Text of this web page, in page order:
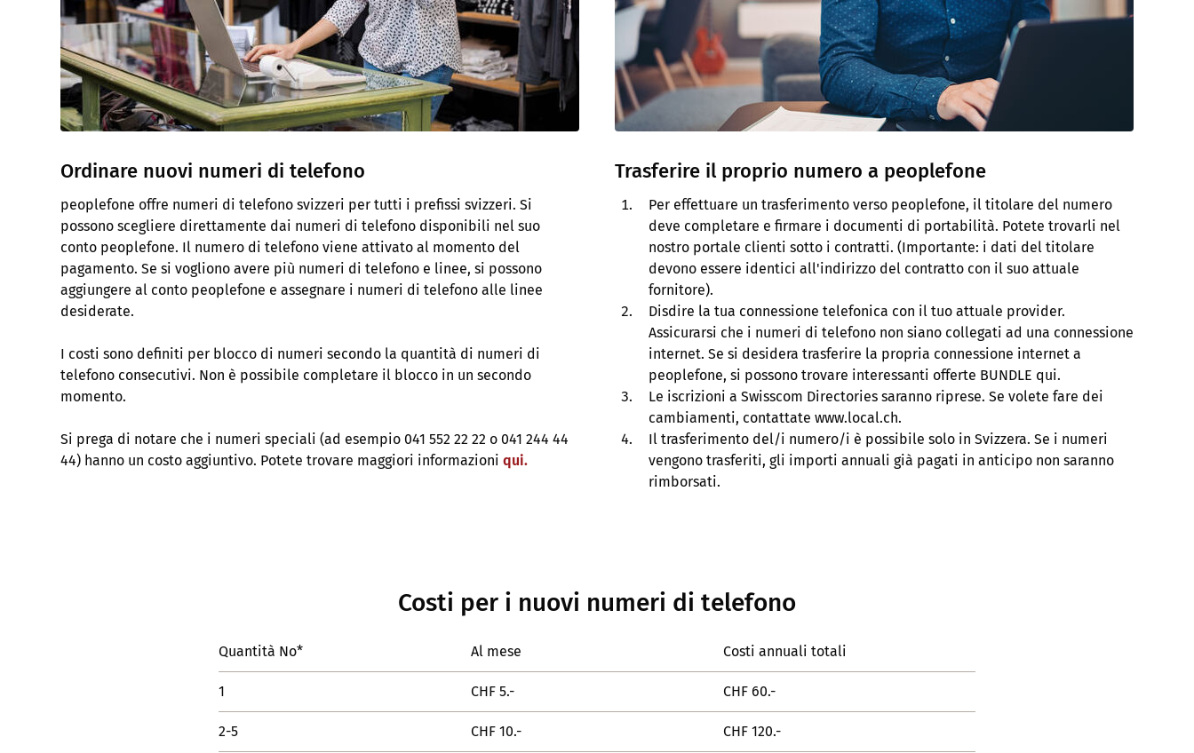
Ordinare nuovi numeri di telefono
peoplefone offre numeri di telefono svizzeri per tutti i prefissi svizzeri. Si
possono scegliere direttamente dai numeri di telefono disponibili nel suo
conto peoplefone. Il numero di telefono viene attivato al momento del
pagamento. Se si vogliono avere più numeri di telefono e linee, si possono
aggiungere al conto peoplefone e assegnare i numeri di telefono alle linee
desiderate.
I costi sono definiti per blocco di numeri secondo la quantità di numeri di
telefono consecutivi. Non è possibile completare il blocco in un secondo
momento.
Si prega di notare che i numeri speciali (ad esempio 041 552 22 22 o 041 244 44
44) hanno un costo aggiuntivo. Potete trovare maggiori informazioni qui.
Trasferire il proprio numero a peoplefone
Per effettuare un trasferimento verso peoplefone, il titolare del numero
deve completare e firmare i documenti di portabilità. Potete trovarli nel
nostro portale clienti sotto i contratti. (Importante: i dati del titolare
devono essere identici all'indirizzo del contratto con il suo attuale
fornitore).
Disdire la tua connessione telefonica con il tuo attuale provider.
Assicurarsi che i numeri di telefono non siano collegati ad una connessione
internet. Se si desidera trasferire la propria connessione internet a
peoplefone, si possono trovare interessanti offerte BUNDLE qui.
Le iscrizioni a Swisscom Directories saranno riprese. Se volete fare dei
cambiamenti, contattate www.local.ch.
Il trasferimento del/i numero/i è possibile solo in Svizzera. Se i numeri
vengono trasferiti, gli importi annuali già pagati in anticipo non saranno
rimborsati.
Costi per i nuovi numeri di telefono
Quantità No* Al mese Costi annuali totali
1 CHF 5.- CHF 60.-
2-5 CHF 10.- CHF 120.-